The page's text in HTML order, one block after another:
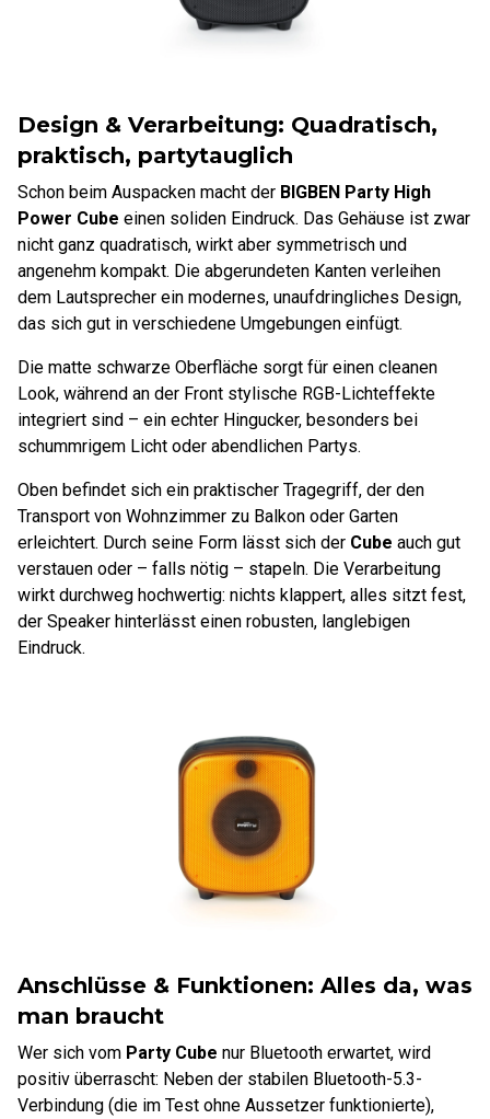
Design & Verarbeitung: Quadratisch,
praktisch, partytauglich
Schon beim Auspacken macht der BIGBEN Party High
Power Cube einen soliden Eindruck. Das Gehäuse ist zwar
nicht ganz quadratisch, wirkt aber symmetrisch und
angenehm kompakt. Die abgerundeten Kanten verleihen
dem Lautsprecher ein modernes, unaufdringliches Design,
das sich gut in verschiedene Umgebungen einfügt.
Die matte schwarze Oberfläche sorgt für einen cleanen
Look, während an der Front stylische RGB-Lichteffekte
integriert sind – ein echter Hingucker, besonders bei
schummrigem Licht oder abendlichen Partys.
Oben befindet sich ein praktischer Tragegriff, der den
Transport von Wohnzimmer zu Balkon oder Garten
erleichtert. Durch seine Form lässt sich der Cube auch gut
verstauen oder – falls nötig – stapeln. Die Verarbeitung
wirkt durchweg hochwertig: nichts klappert, alles sitzt fest,
der Speaker hinterlässt einen robusten, langlebigen
Eindruck.
Anschlüsse & Funktionen: Alles da, was
man braucht
Wer sich vom Party Cube nur Bluetooth erwartet, wird
positiv überrascht: Neben der stabilen Bluetooth-5.3-
Verbindung (die im Test ohne Aussetzer funktionierte),